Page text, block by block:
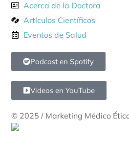
Acerca de la Doctora
Artículos Científicos
Eventos de Salud
Podcast en Spotify
Videos en YouTube
© 2025 / Marketing Médico